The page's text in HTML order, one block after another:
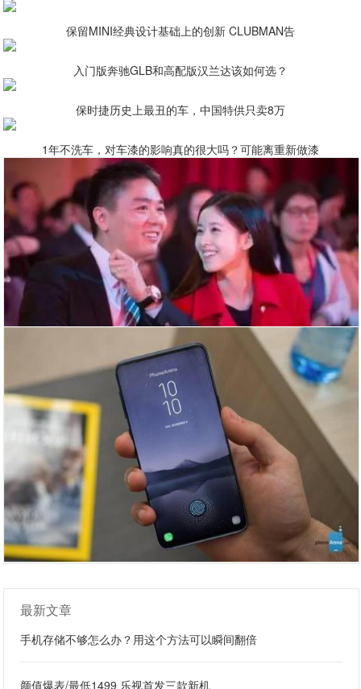
保留MINI经典设计基础上的创新 CLUBMAN告
入门版奔驰GLB和高配版汉兰达该如何选？
保时捷历史上最丑的车，中国特供只卖8万
1年不洗车，对车漆的影响真的很大吗？可能离重新做漆
最新文章
手机存储不够怎么办？用这个方法可以瞬间翻倍
颜值爆表/最低1499 乐视首发三款新机